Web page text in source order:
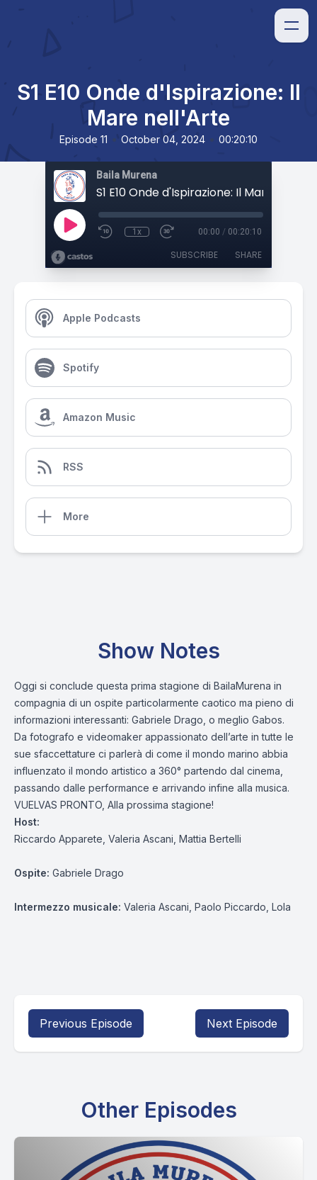
S1 E10 Onde d'Ispirazione: Il
Mare nell'Arte
Episode 11 • October 04, 2024 • 00:20:10
Baila Murena
S1 E10 Onde d'Ispirazione: Il Mare
1x 00:00 / 00:20:10
SUBSCRIBE SHARE
Apple Podcasts
Spotify
Amazon Music
RSS
More
Show Notes
Oggi si conclude questa prima stagione di BailaMurena in
compagnia di un ospite particolarmente caotico ma pieno di
informazioni interessanti: Gabriele Drago, o meglio Gabos.
Da fotografo e videomaker appassionato dell’arte in tutte le
sue sfaccettature ci parlerà di come il mondo marino abbia
influenzato il mondo artistico a 360° partendo dal cinema,
passando dalle performance e arrivando infine alla musica.
VUELVAS PRONTO, Alla prossima stagione!
Host:
Riccardo Apparete, Valeria Ascani, Mattia Bertelli
Ospite: Gabriele Drago
Intermezzo musicale: Valeria Ascani, Paolo Piccardo, Lola
Previous Episode Next Episode
Other Episodes